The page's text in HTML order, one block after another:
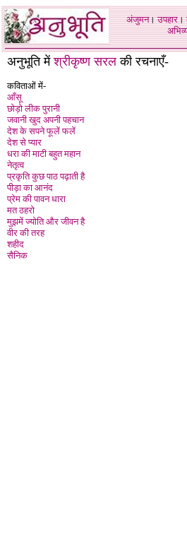
अंजुमन।उपहार।
अनुभूति मेंश्रीकृष्ण सरल की रचनाएँ-
कविताओं में-
आँसू
छोड़ो लीक पुरानी
जवानी खुद अपनी पहचान
देश के सपने फूलें फले
देश से प्यार
धरा की माटी बहुत महान
नेतृत्व
प्रकृति कुछ पाठ पढ़ाती है
पीड़ा का आनंद
प्रेम की पावन धारा
मत ठहरो
मुझमें ज्योति और जीवन है
वीर की तरह
शहीद
सैनिक